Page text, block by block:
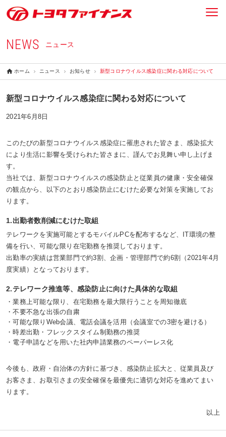
NEWS ニュース
ホーム ニュース お知らせ 新型コロナウイルス感染症に関わる対応について
新型コロナウイルス感染症に関わる対応について
2021年6月8日
このたびの新型コロナウイルス感染症に罹患された皆さま、感染拡大
により生活に影響を受けられた皆さまに、謹んでお見舞い申し上げま
す。
当社では、新型コロナウイルスの感染防止と従業員の健康・安全確保
の観点から、以下のとおり感染防止にむけた必要な対策を実施してお
ります。
1.出勤者数削減にむけた取組
テレワークを実施可能とするモバイルPCを配布するなど、IT環境の整
備を行い、可能な限り在宅勤務を推奨しております。
出勤率の実績は営業部門で約3割、企画・管理部門で約6割（2021年4月
度実績）となっております。
2.テレワーク推進等、感染防止に向けた具体的な取組
・業務上可能な限り、在宅勤務を最大限行うことを周知徹底
・不要不急な出張の自粛
・可能な限りWeb会議、電話会議を活用（会議室での3密を避ける）
・時差出勤・フレックスタイム制勤務の推奨
・電子申請などを用いた社内申請業務のペーパーレス化
今後も、政府・自治体の方針に基づき、感染防止拡大と、従業員及び
お客さま、お取引さまの安全確保を最優先に適切な対応を進めてまい
ります。
以上